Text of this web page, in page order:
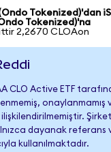
Tokenized)'dan
Tokenized)'na
2,2670 CLOAon
CLO Active ETF
onaylanmamış
dayanak referans
kullanılmaktadır.